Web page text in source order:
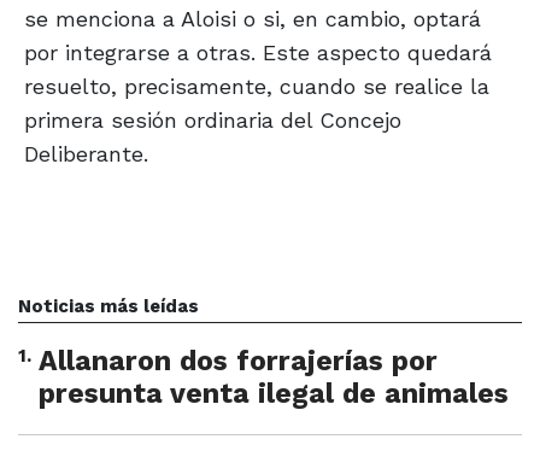
se menciona a Aloisi o si, en cambio, optará
por integrarse a otras. Este aspecto quedará
resuelto, precisamente, cuando se realice la
primera sesión ordinaria del Concejo
Deliberante.
Noticias más leídas
1. Allanaron dos forrajerías por
presunta venta ilegal de animales